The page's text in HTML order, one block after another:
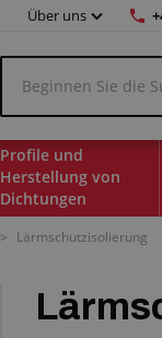
Über uns
Profile und
Herstellung von
Dichtungen
> Lärmschutzisolierung